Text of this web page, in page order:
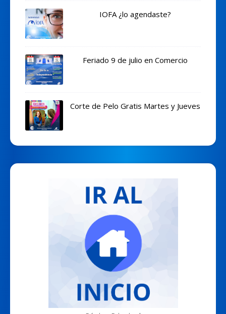
IOFA ¿lo agendaste?
Feriado 9 de julio en Comercio
Corte de Pelo Gratis Martes y Jueves